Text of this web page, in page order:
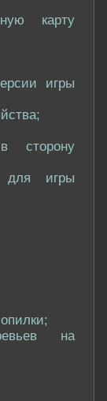
карту
игры
сторону
игры
на